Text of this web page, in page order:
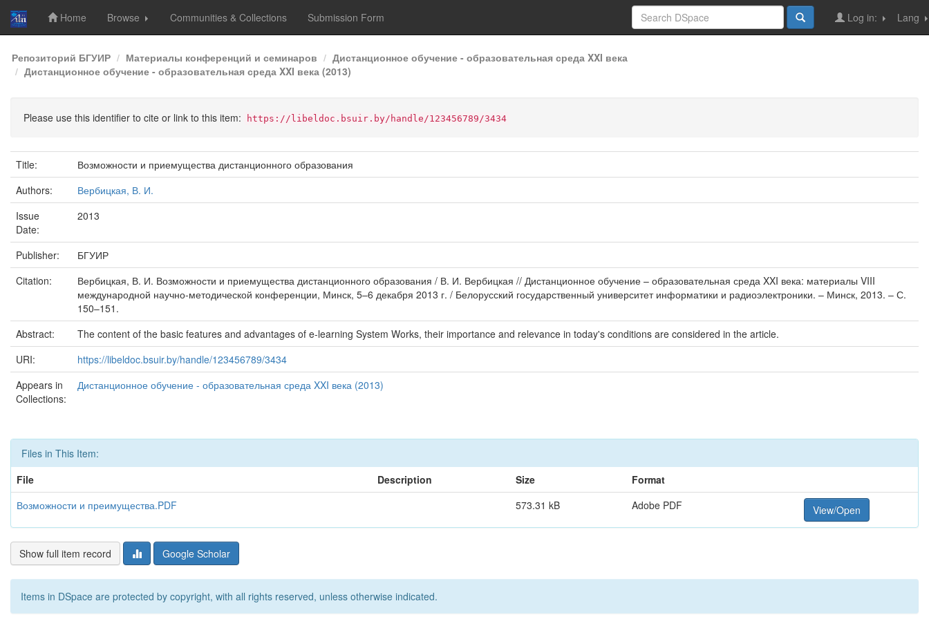
Skip
navigation
Home Browse Communities & Collections Submission Form Lang
Log in:
Репозиторий БГУИР Материалы конференций и семинаров
Дистанционное обучение - образовательная среда XXI века
Дистанционное обучение - образовательная среда XXI века (2013)
Please use this identifier to cite or link to this item: https://libeldoc.bsuir.by/handle/123456789/3434
Title:
Возможности и приемущества дистанционного образования
Authors:
Вербицкая, В. И.
Issue
Date:
2013
Publisher:
БГУИР
Citation:
Вербицкая, В. И. Возможности и приемущества дистанционного образования / В. И. Вербицкая // Дистанционное обучение – образовательная среда XXI века: материалы VIII
международной научно-методической конференции, Минск, 5–6 декабря 2013 г. / Белорусский государственный университет информатики и радиоэлектроники. – Минск, 2013. – С.
150–151.
Abstract:
The content of the basic features and advantages of e-learning System Works, their importance and relevance in today's conditions are considered in the article.
URI:
https://libeldoc.bsuir.by/handle/123456789/3434
Appears in
Collections:
Дистанционное обучение - образовательная среда XXI века (2013)
Files in This Item:
File
Description Size
Format
Возможности и преимущества.PDF
573.31 kB Adobe PDF View/Open
Show full item record Google Scholar
Items in DSpace are protected by copyright, with all rights reserved, unless otherwise indicated.